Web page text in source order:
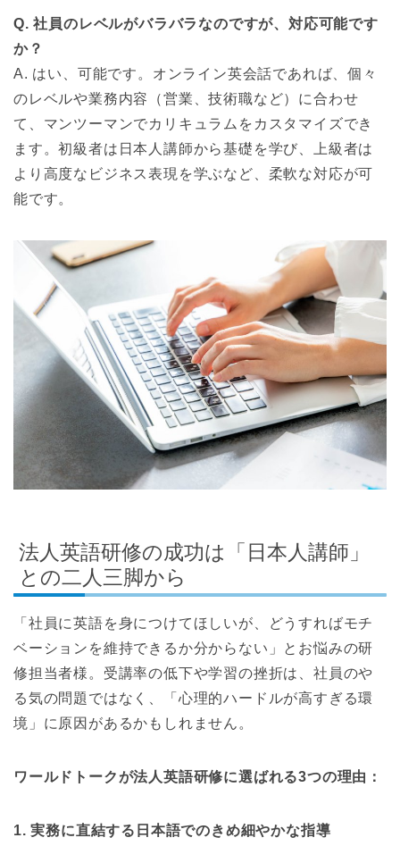
Q. 社員のレベルがバラバラなのですが、対応可能です
か？
A. はい、可能です。オンライン英会話であれば、個々
のレベルや業務内容（営業、技術職など）に合わせ
て、マンツーマンでカリキュラムをカスタマイズでき
ます。初級者は日本人講師から基礎を学び、上級者は
より高度なビジネス表現を学ぶなど、柔軟な対応が可
能です。
法人英語研修の成功は「日本人講師」
との二人三脚から
「社員に英語を身につけてほしいが、どうすればモチ
ベーションを維持できるか分からない」とお悩みの研
修担当者様。受講率の低下や学習の挫折は、社員のや
る気の問題ではなく、「心理的ハードルが高すぎる環
境」に原因があるかもしれません。
ワールドトークが法人英語研修に選ばれる3つの理由：
1. 実務に直結する日本語でのきめ細やかな指導